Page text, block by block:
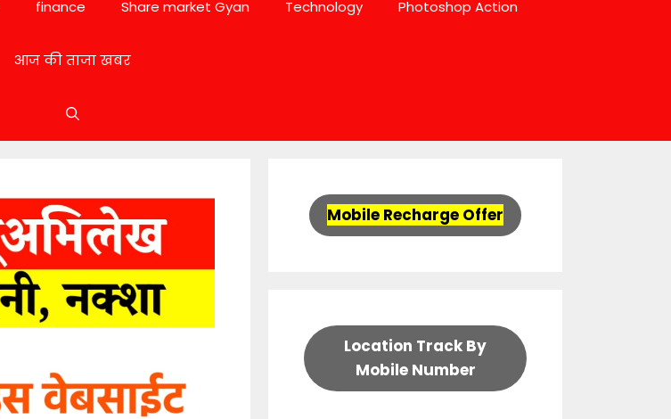
finance Share market Gyan Technology Photoshop Action
आज की ताजा खबर
Mobile Recharge Offer
Location Track By
Mobile Number